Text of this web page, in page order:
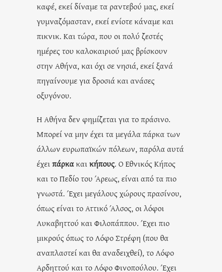
καφέ, εκεί δίναμε τα ραντεβού μας, εκεί
γυμναζόμασταν, εκεί ενίοτε κάναμε και
πικνικ. Και τώρα, που οι πολύ ζεστές
ημέρες του καλοκαιριού μας βρίσκουν
στην Αθήνα, και όχι σε νησιά, εκεί ξανά
πηγαίνουμε για δροσιά και ανάσες
οξυγόνου.
Η Αθήνα δεν φημίζεται για το πράσινο.
Μπορεί να μην έχει τα μεγάλα πάρκα των
άλλων ευρωπαϊκών πόλεων, παρόλα αυτά
έχειπάρκακαικήπους. Ο Εθνικός Κήπος
και το Πεδίο του Άρεως, είναι από τα πιο
γνωστά. Έχει μεγάλους χώρους πρασίνου,
όπως είναι το Αττικό Άλσος, οι λόφοι
Λυκαβηττού και Φιλοπάππου. Έχει πιο
μικρούς όπως το Λόφο Στρέφη (που θα
αναπλαστεί και θα αναδειχθεί), το Λόφο
Αρδηττού και το Λόφο Φινοπούλου. Έχει